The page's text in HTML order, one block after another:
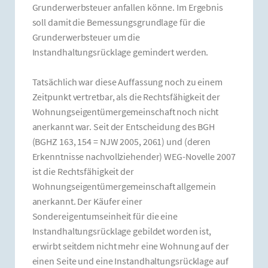
Grunderwerbsteuer anfallen könne. Im Ergebnis
soll damit die Bemessungsgrundlage für die
Grunderwerbsteuer um die
Instandhaltungsrücklage gemindert werden.
Tatsächlich war diese Auffassung noch zu einem
Zeitpunkt vertretbar, als die Rechtsfähigkeit der
Wohnungseigentümergemeinschaft noch nicht
anerkannt war. Seit der Entscheidung des BGH
(BGHZ 163, 154 = NJW 2005, 2061) und (deren
Erkenntnisse nachvollziehender) WEG-Novelle 2007
ist die Rechtsfähigkeit der
Wohnungseigentümergemeinschaft allgemein
anerkannt. Der Käufer einer
Sondereigentumseinheit für die eine
Instandhaltungsrücklage gebildet worden ist,
erwirbt seitdem nicht mehr eine Wohnung auf der
einen Seite und eine Instandhaltungsrücklage auf